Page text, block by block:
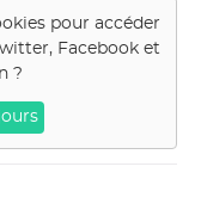
pour accéder
Facebook et
?